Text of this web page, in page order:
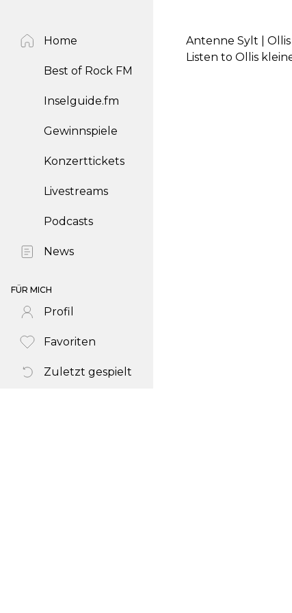
Home
Best of Rock FM
Inselguide.fm
Gewinnspiele
Konzerttickets
Livestreams
Podcasts
News
FÜR MICH
Profil
Favoriten
Zuletzt gespielt
Antenne Sylt |
Listen to Ollis